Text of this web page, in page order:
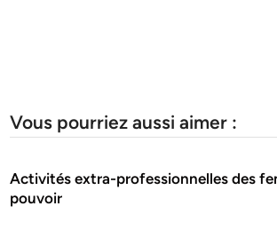
Vous pourriez aussi aimer :
Activités extra-professionnelles des
pouvoir